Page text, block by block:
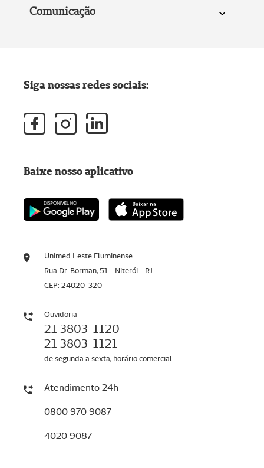
Comunicação
Unimed Leste Fluminense
Rua Dr. Borman, 51 - Niterói - RJ
CEP: 24020-320
Ouvidoria
21 3803-1120
21 3803-1121
de segunda a sexta, horário comercial
Atendimento 24h
0800 970 9087
4020 9087
Siga nossas redes sociais:
Baixe nosso aplicativo